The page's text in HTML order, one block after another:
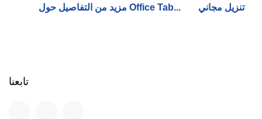
مزيد من التفاصيل حول Office Tab... تنزيل مجاني
تابعنا